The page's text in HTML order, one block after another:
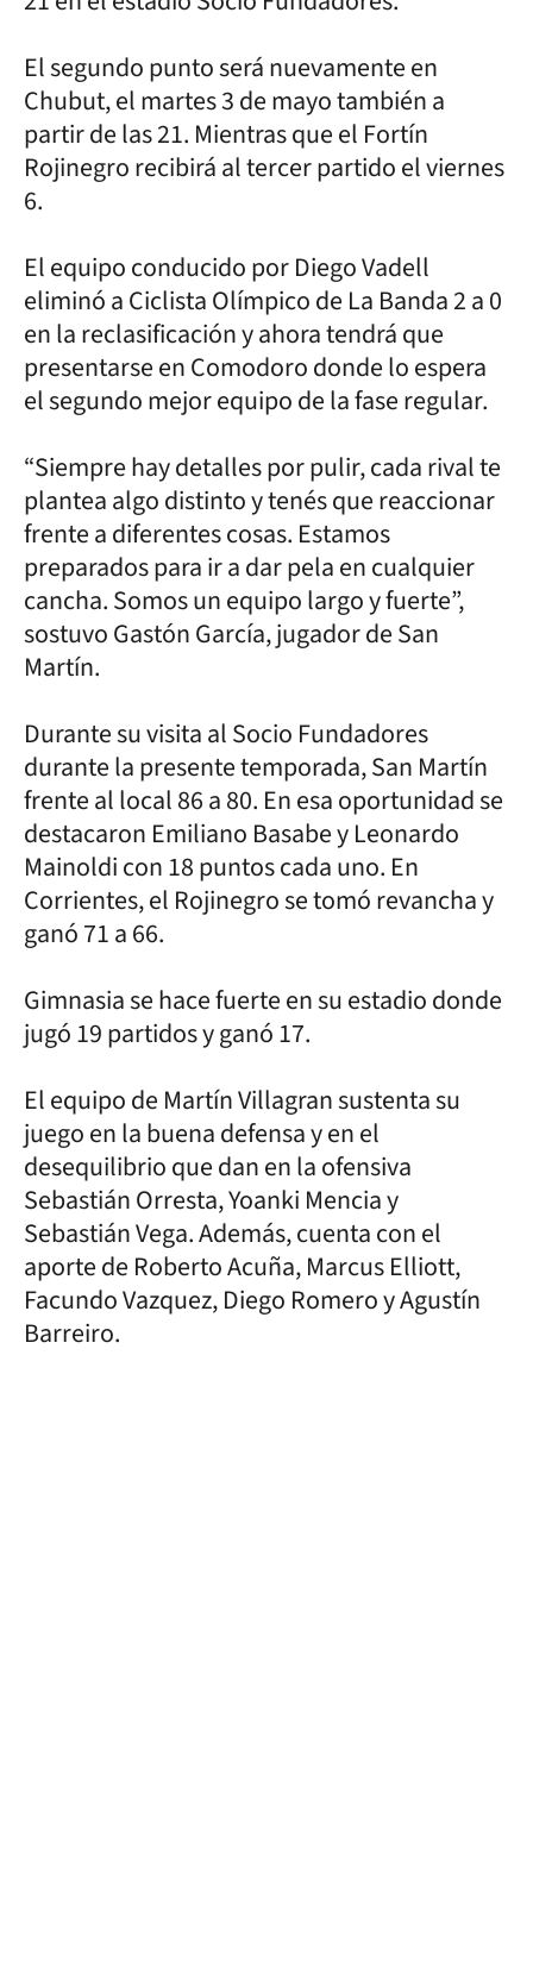
El segundo punto será nuevamente en
Chubut, el martes 3 de mayo también a
partir de las 21. Mientras que el Fortín
Rojinegro recibirá al tercer partido el viernes
6.
El equipo conducido por Diego Vadell
eliminó a Ciclista Olímpico de La Banda 2 a 0
en la reclasificación y ahora tendrá que
presentarse en Comodoro donde lo espera
el segundo mejor equipo de la fase regular.
“Siempre hay detalles por pulir, cada rival te
plantea algo distinto y tenés que reaccionar
frente a diferentes cosas. Estamos
preparados para ir a dar pela en cualquier
cancha. Somos un equipo largo y fuerte”,
sostuvo Gastón García, jugador de San
Martín.
Durante su visita al Socio Fundadores
durante la presente temporada, San Martín
frente al local 86 a 80. En esa oportunidad se
destacaron Emiliano Basabe y Leonardo
Mainoldi con 18 puntos cada uno. En
Corrientes, el Rojinegro se tomó revancha y
ganó 71 a 66.
Gimnasia se hace fuerte en su estadio donde
jugó 19 partidos y ganó 17.
El equipo de Martín Villagran sustenta su
juego en la buena defensa y en el
desequilibrio que dan en la ofensiva
Sebastián Orresta, Yoanki Mencia y
Sebastián Vega. Además, cuenta con el
aporte de Roberto Acuña, Marcus Elliott,
Facundo Vazquez, Diego Romero y Agustín
Barreiro.